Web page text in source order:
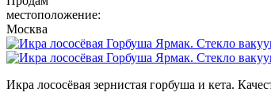
местоположение:
Москва
Икра лососёвая зернистая горбуша и кета.